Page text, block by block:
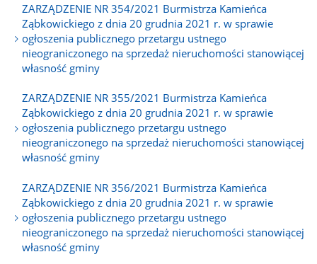
ZARZĄDZENIE NR 354/2021 Burmistrza Kamieńca
Ząbkowickiego z dnia 20 grudnia 2021 r. w sprawie
ogłoszenia publicznego przetargu ustnego
nieograniczonego na sprzedaż nieruchomości stanowiącej
własność gminy
ZARZĄDZENIE NR 355/2021 Burmistrza Kamieńca
Ząbkowickiego z dnia 20 grudnia 2021 r. w sprawie
ogłoszenia publicznego przetargu ustnego
nieograniczonego na sprzedaż nieruchomości stanowiącej
własność gminy
ZARZĄDZENIE NR 356/2021 Burmistrza Kamieńca
Ząbkowickiego z dnia 20 grudnia 2021 r. w sprawie
ogłoszenia publicznego przetargu ustnego
nieograniczonego na sprzedaż nieruchomości stanowiącej
własność gminy